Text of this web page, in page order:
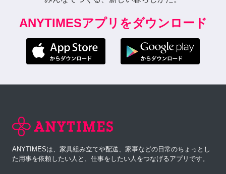
ANYTIMESアプリをダウンロード
ANYTIMESは、家具組み立てや配送、家事などの日常のちょっとし
た用事を依頼したい人と、仕事をしたい人をつなげるアプリです。